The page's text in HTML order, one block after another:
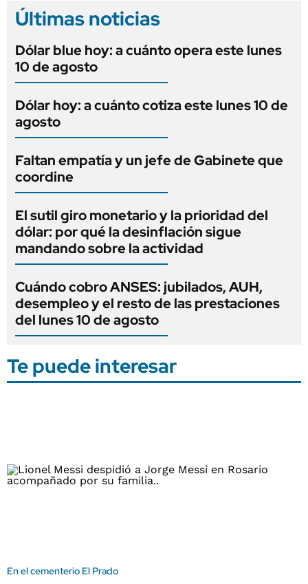
Últimas noticias
Dólar blue hoy: a cuánto opera este lunes
10 de agosto
Dólar hoy: a cuánto cotiza este lunes 10 de
agosto
Faltan empatía y un jefe de Gabinete que
coordine
El sutil giro monetario y la prioridad del
dólar: por qué la desinflación sigue
mandando sobre la actividad
Cuándo cobro ANSES: jubilados, AUH,
desempleo y el resto de las prestaciones
del lunes 10 de agosto
Te puede interesar
En el cementerio El Prado